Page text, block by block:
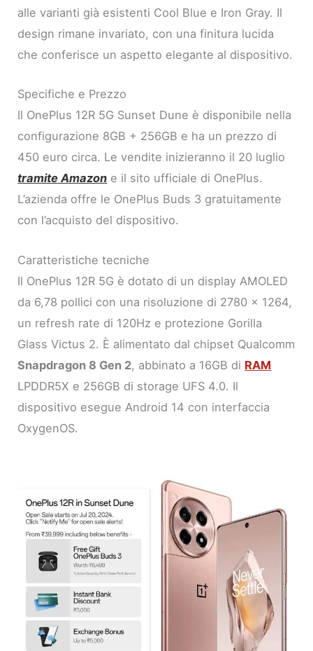
alle varianti già esistenti Cool Blue e Iron Gray. Il
design rimane invariato, con una finitura lucida
che conferisce un aspetto elegante al dispositivo.
Specifiche e Prezzo
Il OnePlus 12R 5G Sunset Dune è disponibile nella
configurazione 8GB + 256GB e ha un prezzo di
450 euro circa. Le vendite inizieranno il 20 luglio
tramite Amazon e il sito ufficiale di OnePlus.
L’azienda offre le OnePlus Buds 3 gratuitamente
con l’acquisto del dispositivo.
Caratteristiche tecniche
Il OnePlus 12R 5G è dotato di un display AMOLED
da 6,78 pollici con una risoluzione di 2780 x 1264,
un refresh rate di 120Hz e protezione Gorilla
Glass Victus 2. È alimentato dal chipset Qualcomm
Snapdragon 8 Gen 2, abbinato a 16GB di RAM
LPDDR5X e 256GB di storage UFS 4.0. Il
dispositivo esegue Android 14 con interfaccia
OxygenOS.